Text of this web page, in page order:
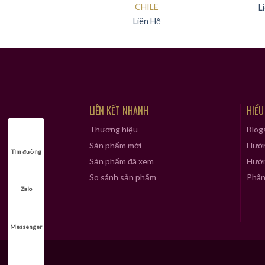
CHILE
Liên Hệ
LIÊN KẾT NHANH
Thương hiệu
Sản phẩm mới
Sản phẩm đã xem
So sánh sản phẩm
Tìm đường
Zalo
Messenger